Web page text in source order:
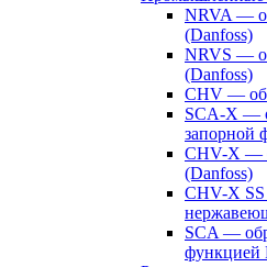
NRVA —
(Danfoss)
NRVS —
(Danfoss)
CHV —
SCA-X —
запорной
CHV-X —
(Danfoss)
CHV-X
SCA —
функцией